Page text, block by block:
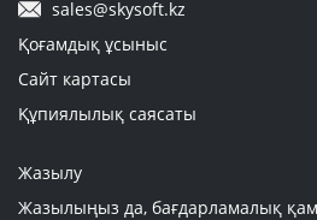
sales@skysoft.kz
Қоғамдық ұсыныс
Сайт картасы
Құпиялылық саясаты
Жазылу
Жазылыңыз да, бағдарламалық